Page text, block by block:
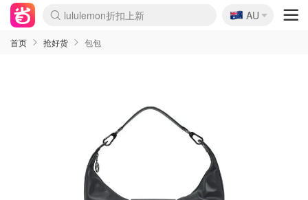
lululemon折扣上新
Sasa美妆护肤3.5折
SSENSE年中2.5折
FreshBeauty好价汇总
Cettire降价+叠9折
WWS Coles超市实拍
viagogo二手票捡漏
Myer折扣汇总
The Outnet奢牌1折起
David Jones 3折起
Flannels大牌1折
Perfumes Club护肤1折
AMIRO面罩$251
Amazon折扣汇总
Amazon数码好物
ThedoubleF高奢地板价
Moose Knuckles 6折
EUFY摄像头$98
Selenichast首饰2折
悉尼-墨尔本机票$29
Amazon家居好物
Amazon美妆护肤
雅漾大喷$8
过敏原检测盒$33
科颜氏高保湿面霜$29
SEALIFE海洋馆门票6折
丝塔芙大白罐$16
订阅Newsletter送香薰
Harrods圣诞日历$525
LN-CC奢牌私促
d'Alba空姐喷雾$16
EVE LOM套装£56
Bernardelli独家4折
Adore Beauty 6折起
Mytheresa奢品2.7折
Currentbody美容仪$881
MOON Garden Live
CR洗护套装$23
GANNI官网4.5折
Stylevana韩妆4折
Tessabit高奢8.5折
OGX洗发水$11
Amazon阿德莱德次日达
卡诗8.5折+赠礼
Philips Hue灯具8折
La Mer送8件礼值$529
始祖鸟 石头岛 8折
雅诗兰黛7.5折+赠礼
祖玛珑赠5件礼
惊❗️修丽可赠42ml精华
Loewe/BBR高奢8折
黑五价❗阿玛尼全场8折
Crocs洞洞鞋$36
A王情侣卫衣推荐
三星4K智能电视$664
倩碧7.5折+赠$110礼
Bobbi Brown 8折+赠礼
M.A.C 7.5折+赠彩妆套装
🇦🇺
AU
首页 抢好货 包包